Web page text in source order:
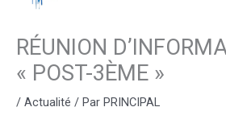
RÉUNION
« POST-3ÈME »
/ Actualité / Par PRINCIPAL